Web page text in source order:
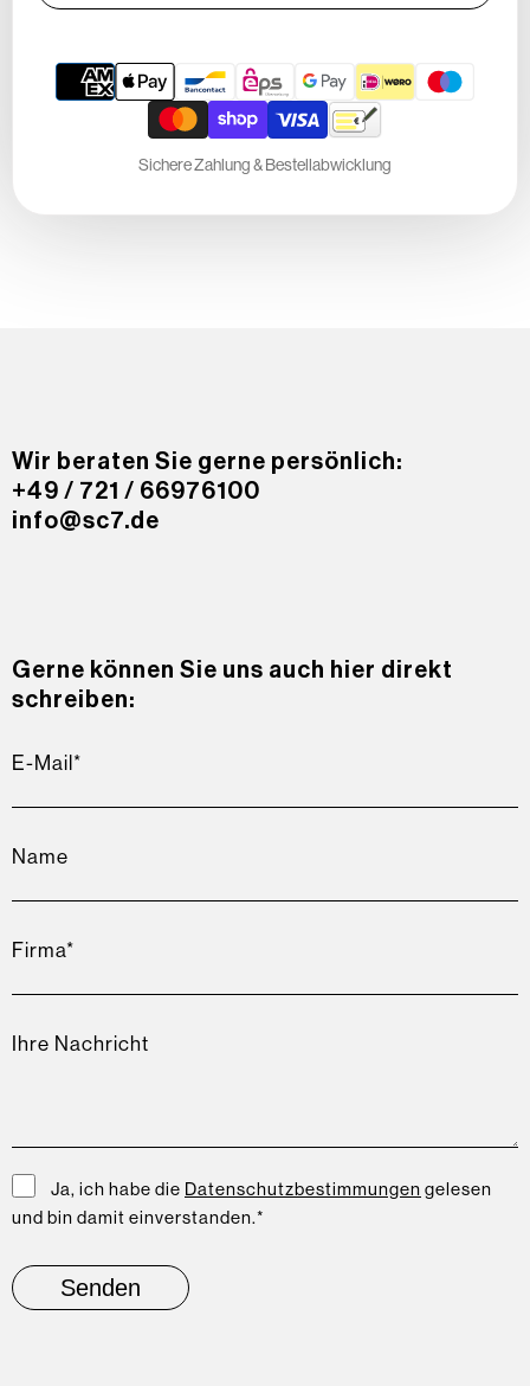
Payment
methods
Sichere Zahlung & Bestellabwicklung
Wir beraten Sie gerne persönlich:
+49 / 721 / 66976100
info@sc7.de
Gerne können Sie uns auch hier direkt
schreiben:
Ja, ich habe die Datenschutzbestimmungen gelesen
und bin damit einverstanden.*